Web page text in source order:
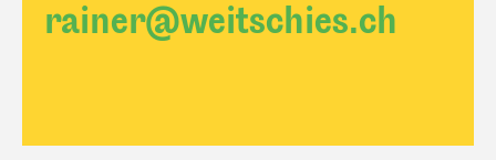
rainer@weitschies.ch